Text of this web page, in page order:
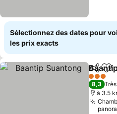
Sélectionnez des dates pour
les prix exacts
3 Étoiles
8,3
à 3.5